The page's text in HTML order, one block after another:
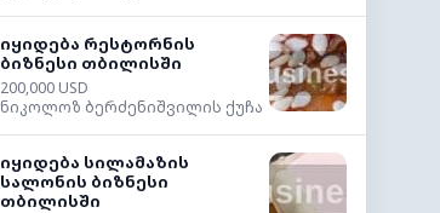
იყიდება რესტორნის
ბიზნესი თბილისში
200,000 USD
ნიკოლოზ ბერძენიშვილის ქუჩა
იყიდება სილამაზის
სალონის ბიზნესი
თბილისში